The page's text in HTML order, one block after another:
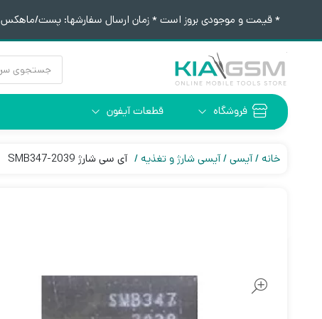
* قیمت و موجودی بروز است * زمان ارسال سفارشها: پست/ماهکس ١٢:٣٠ / تیپاکس ١۴:٠٠
جستجوی
محصولات
فروشگاه
ابزار لحیم کاری
قطعات آیفون
آیفون 6 خانه آیسی آیسی شارژ و تغذیه آی سی شارژ SMB347-2039